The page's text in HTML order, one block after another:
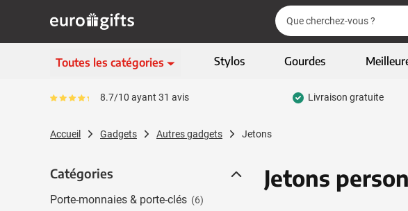
Chercher
Chercher
Toutes les catégories
Ecriture
Afficher le sous-menu pour la catégorie
Articles écologiques
Afficher le sous-menu pour la catégorie
High-tech & multimédia
Stylos Gourdes
Le pourcentage moyen d'avis est de 87
8.7/10 ayant 31 avis Livraison gratuite
Accueil Gadgets Autres gadgets Jetons
Catégories
Catégories
Porte-monnaies & porte-clés (6)
Jetons